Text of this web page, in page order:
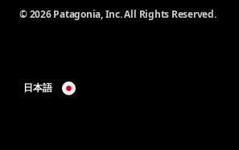
© 2026 Patagonia, Inc. All Rights Reserved.
日本語